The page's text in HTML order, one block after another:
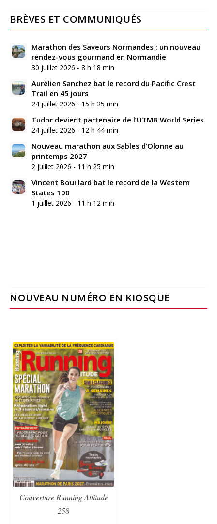
BRÈVES ET COMMUNIQUÉS
Marathon des Saveurs Normandes : un nouveau
rendez-vous gourmand en Normandie
30 juillet 2026 - 8 h 18 min
Aurélien Sanchez bat le record du Pacific Crest
Trail en 45 jours
24 juillet 2026 - 15 h 25 min
Tudor devient partenaire de l’UTMB World Series
24 juillet 2026 - 12 h 44 min
Nouveau marathon aux Sables d’Olonne au
printemps 2027
2 juillet 2026 - 11 h 25 min
Vincent Bouillard bat le record de la Western
States 100
1 juillet 2026 - 11 h 12 min
NOUVEAU NUMÉRO EN KIOSQUE
Couverture Running Attitude
258